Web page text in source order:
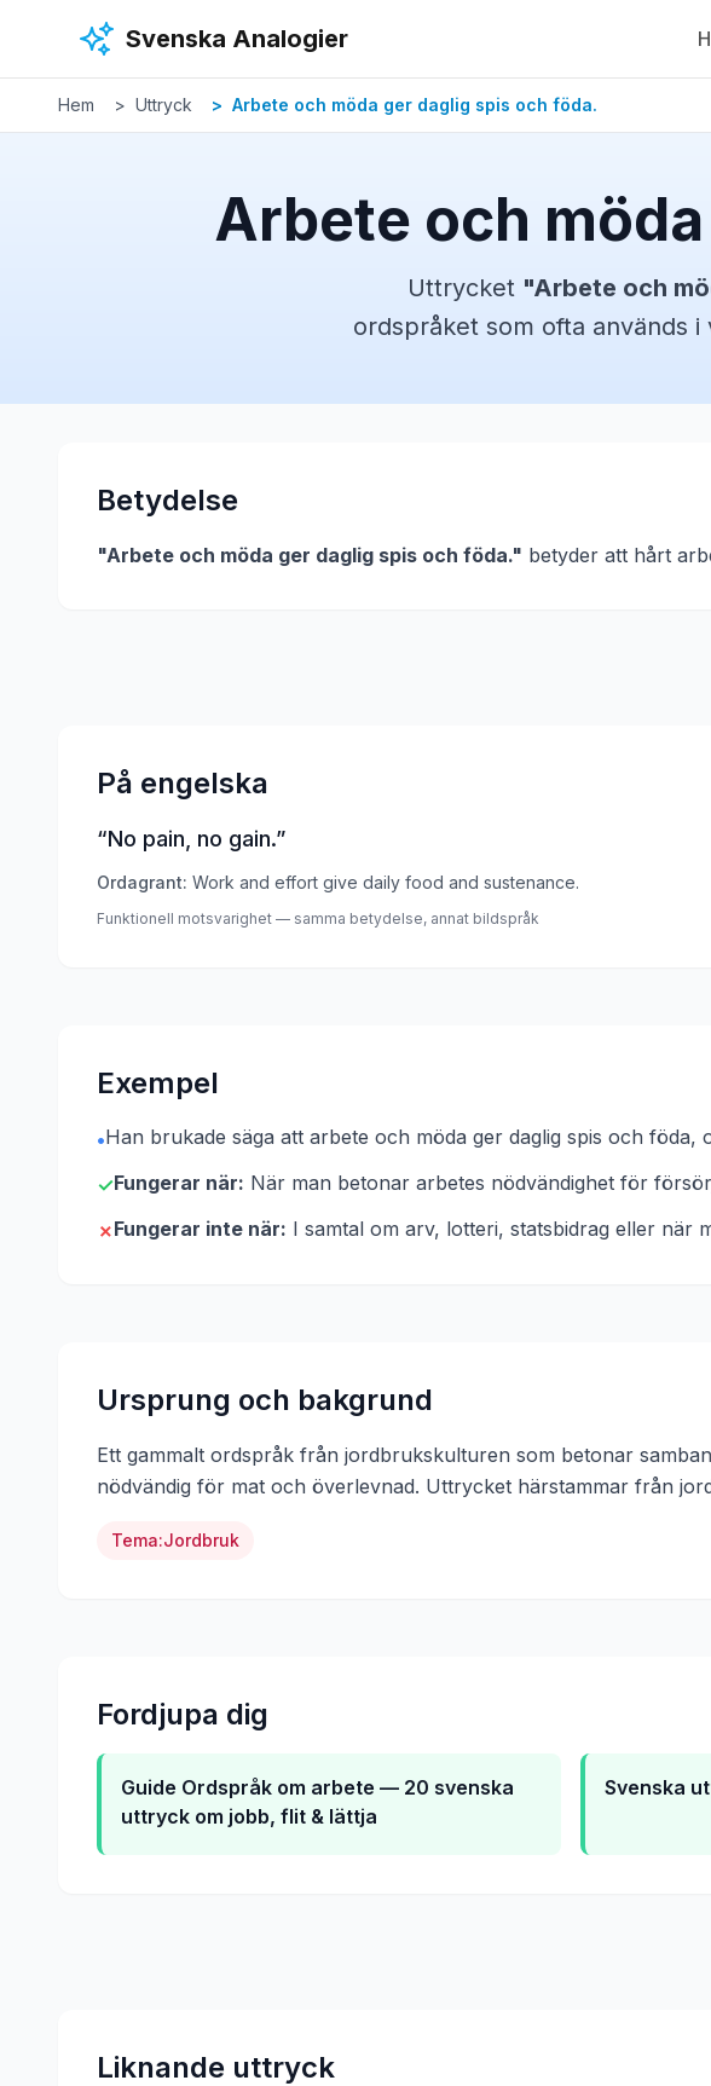
Svenska Analogier
Hem Uttryck Arbete och möda ger daglig spis och föda.
Arbete och
Uttrycket "Arbete och
ordspråket som ofta används
Betydelse
"Arbete och möda ger daglig spis och föda." betyder att hårt
På engelska
“No pain, no gain.”
Ordagrant: Work and effort give daily food and sustenance.
Funktionell motsvarighet — samma betydelse, annat bildspråk
Exempel
•Han brukade säga att arbete och möda ger daglig spis och
✓Fungerar när: När man betonar arbetes nödvändighet för
✗Fungerar inte när: I samtal om arv, lotteri, statsbidrag eller när
Ursprung och bakgrund
Ett gammalt ordspråk från jordbrukskulturen som betonar
nödvändig för mat och överlevnad. Uttrycket härstammar från
Tema:Jordbruk
Fordjupa dig
Guide Ordspråk om arbete — 20 svenska
uttryck om jobb, flit & lättja
Svenska
Liknande uttryck